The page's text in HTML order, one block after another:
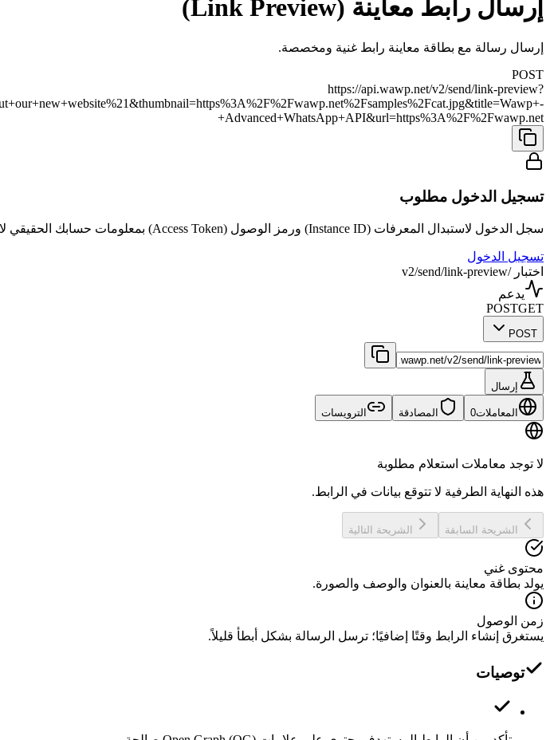
إرسال رابط معاينة (Link Preview)
إرسال رسالة مع بطاقة معاينة رابط غنية ومخصصة.
POST
https://api.wawp.net/v2/send/link-preview?
+Advanced+WhatsApp+API&url=https%3A%2F%2Fwawp.net
تسجيل الدخول مطلوب
سجل الدخول لاستبدال المعرفات (Instance ID) ورمز الوصول (Access Token) بمعلومات حسابك الحقيقي لاختبار ال API مباشرة.
تسجيل الدخول
اختبار /v2/send/link-preview
يدعم
POSTGET
POST
إرسال
المعاملات0 المصادقة الترويسات
لا توجد معاملات استعلام مطلوبة
هذه النهاية الطرفية لا تتوقع بيانات في الرابط.
الشريحة السابقة الشريحة التالية
محتوى غني
يولد بطاقة معاينة بالعنوان والوصف والصورة.
زمن الوصول
يستغرق إنشاء الرابط وقتًا إضافيًا؛ ترسل الرسالة بشكل أبطأ قليلاً.
توصيات